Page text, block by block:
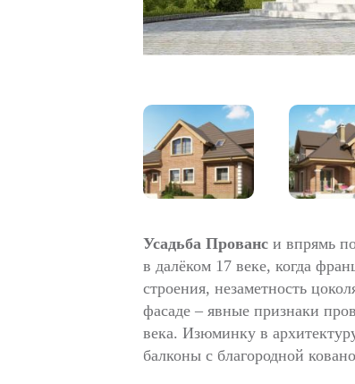
Усадьба Прованс и впрямь
в далёком 17 веке, когда
строения, незаметность
фасаде – явные признаки
века. Изюминку в
балконы с благородной